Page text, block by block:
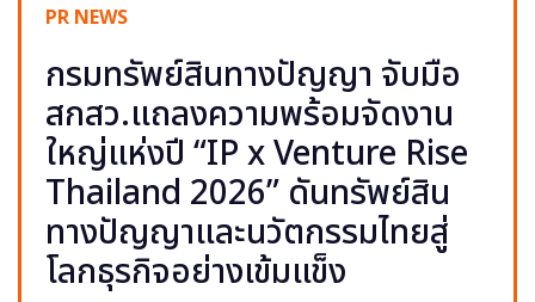
PR NEWS
กรมทรัพย์สินทางปัญญา จับมือ
สกสว.แถลงความพร้อมจัดงาน
ใหญ่แห่งปี “IP x Venture Rise
Thailand 2026” ดันทรัพย์สิน
ทางปัญญาและนวัตกรรมไทยสู่
โลกธุรกิจอย่างเข้มแข็ง